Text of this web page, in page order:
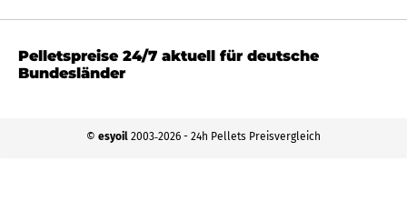
Pelletspreise 24/7 aktuell für deutsche
Bundesländer
© esyoil 2003‐2026 - 24h Pellets Preisvergleich